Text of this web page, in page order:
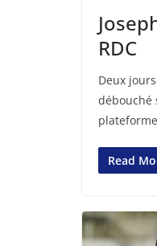
RDC
Deux
débouché
Read